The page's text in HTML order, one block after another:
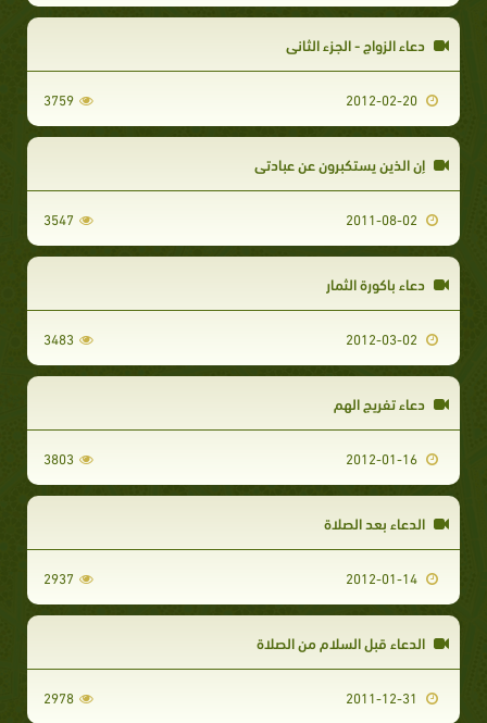
دعاء الزواج - الجزء الثاني
3759
إن الذين يستكبرون عن عبادتي
3547
دعاء باكورة الثمار
3483
دعاء تفريج الهم
3803
الدعاء بعد الصلاة
2937
الدعاء قبل السلام من الصلاة
2978